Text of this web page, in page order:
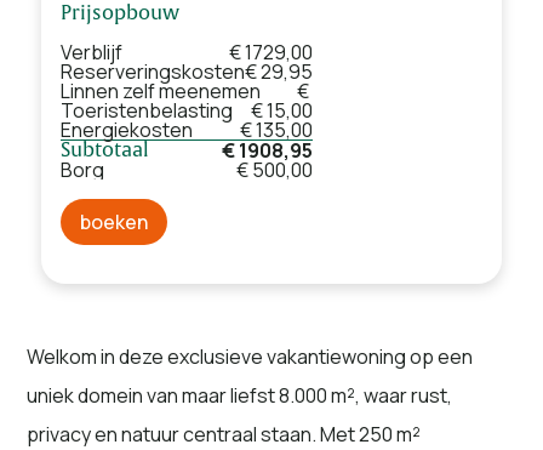
Prijsopbouw
Verblijf € 1729,00
Reserveringskosten€ 29,95
Linnen zelf meenemen €
Toeristenbelasting € 15,00
Energiekosten € 135,00
Subtotaal € 1908,95
Borg
€ 500,00
boeken
Welkom in deze exclusieve vakantiewoning op een
uniek domein van maar liefst 8.000 m², waar rust,
privacy en natuur centraal staan. Met 250 m²